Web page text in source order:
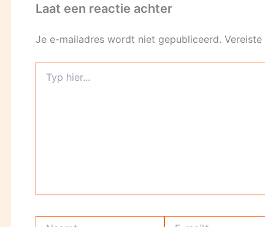
Laat een reactie achter
Je e-mailadres wordt niet gepubliceerd.
hier...